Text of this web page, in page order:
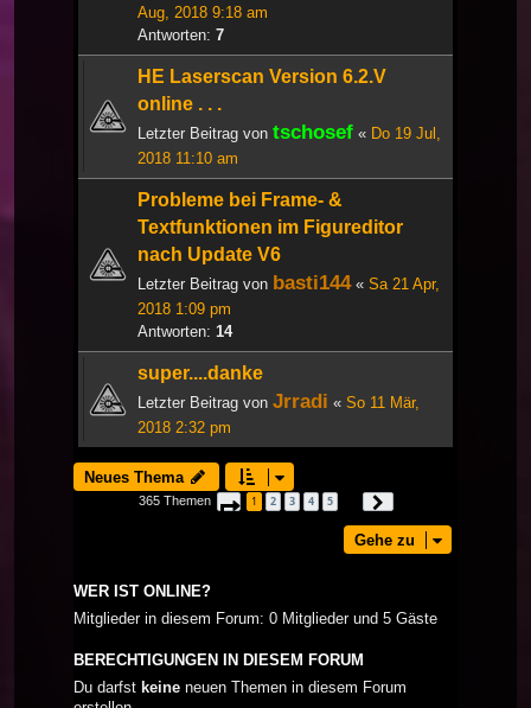
Aug, 2018 9:18 am
Antworten: 7
HE Laserscan Version 6.2.V
online . . .
Letzter Beitrag von tschosef « Do 19 Jul,
2018 11:10 am
Probleme bei Frame- &
Textfunktionen im Figureditor
nach Update V6
Letzter Beitrag von basti144« Sa 21 Apr,
2018 1:09 pm
Antworten: 14
super....danke
Letzter Beitrag von Jrradi « So 11 Mär,
2018 2:32 pm
Neues Thema
365 Themen Seite 1von 13
1 2 3 4 5
Gehe zu
WER IST ONLINE?
Mitglieder in diesem Forum: 0 Mitglieder und 5 Gäste
BERECHTIGUNGEN IN DIESEM FORUM
Du darfst keine neuen Themen in diesem Forum